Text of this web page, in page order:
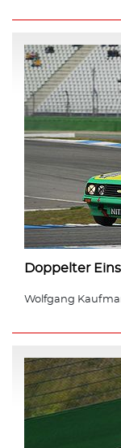
Doppelter
Wolfgang